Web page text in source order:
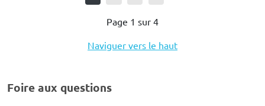
Page 1 sur 4
Naviguer vers le haut
Foire aux questions